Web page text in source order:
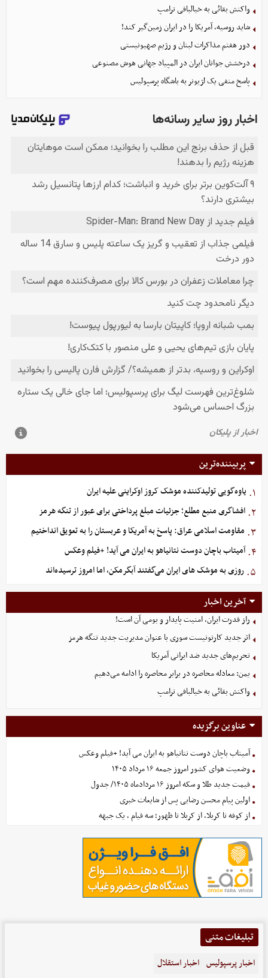
واکنش بقائی به خیالبافی ترامپ
شاید روسیه، آمریکا را در ایران زمین‌گیر کند!
دور هفتم مذاکرات لبنان و رژیم صهیونیستی
درخشش جوانان ایران در المپیاد جهانی هوش مصنوعی
پاسخ منفی یک لژیونر به باشگاه پرسپولیس
پربیننده‌ترین
۱. یاوه‌گویی تولیدکننده موشک کروز اوکراینی علیه ایران
۲. افشاگری منبع مطلع؛ جزئیات مبلغ پرداختی برای عبور از تنگه هرمز
۳. مقاومت اسلامی عراق: پاسخ به آمریکا و عربستان را به تعویق انداختیم
۴. آمیتاب باچان دوست نتانیاهو به ایران می آید! +فیلم وعکس
۵. روزی به موشک‌ های ایران می‌گفتند آبگرمکن، اما امروز ترسیده‌اند
آخرین اخبار
راز قدرت ایران، امنیت پایدار و بومی آن است!
اثر جدید کارتونیست سوری با عنوان مدیریت جدید تنگه هرمز
تحریم‌های جدید ضد ایرانی آمریکا
یمن: معادله محاصره در برابر محاصره را ادامه می‌دهیم
واکنش بقائی به خیالبافی ترامپ
عناوین برگزیده
آمیتاب باچان دوست نتانیاهو به ایران می آید! +فیلم وعکس
وضعیت هوای کشور امروز جمعه ۱۶ مرداد ۱۴۰۵
قیمت جدید طلا و سکه امروز ۱۶ مردادماه ۱۴۰۵/ جدول
اولین پیام محسن رضایی پس از شایعات خبری
از کوفه تا کربلا، از کربلا تا ظهور؛ سه قیام ، یک جبهه
تبلیغات متنی
اخبار پرسپولیس اخبار استقلال